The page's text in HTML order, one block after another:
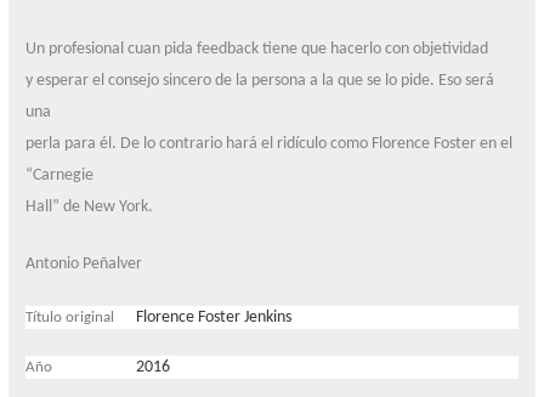
Un profesional cuan pida feedback tiene que hacerlo con objetividad
y esperar el consejo sincero de la persona a la que se lo pide. Eso será
una
perla para él. De lo contrario hará el ridículo como Florence Foster en el
“Carnegie
Hall” de New York.
Antonio Peñalver
Título original Florence Foster Jenkins
Año 2016